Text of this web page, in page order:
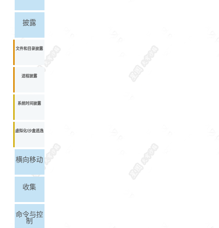
披露
文件和目录披露
进程披露
系统时间披露
虚拟化/沙盒逃逸
横向移动
收集
命令与控
制